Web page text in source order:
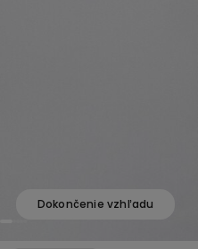
Dokončenie vzhľadu